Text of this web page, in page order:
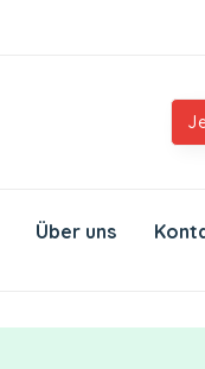
Über uns